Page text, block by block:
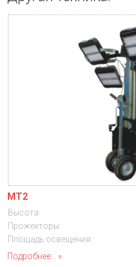
MT2
Высота:
Прожекторы:
Площадь освещения:
Подробнее...